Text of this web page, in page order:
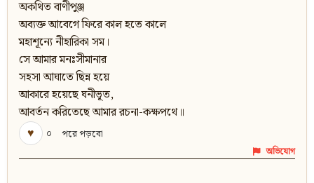
অকথিত বাণীপুঞ্জ
অব্যক্ত আবেগে ফিরে কাল হতে কালে
মহাশূন্যে নীহারিকা সম।
সে আমার মনঃসীমানার
সহসা আঘাতে ছিন্ন হয়ে
আকারে হয়েছে ঘনীভূত,
আবর্তন করিতেছে আমার রচনা-কক্ষপথে॥
♥
০ পরে পড়বো
অভিযোগ